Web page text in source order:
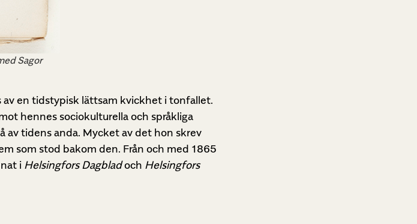
Sagor
en tidstypisk lättsam kvickhet i tonfallet.
hennes sociokulturella och språkliga
av tidens anda. Mycket av det hon skrev
som stod bakom den. Från och med 1865
i Helsingfors Dagbladoch Helsingfors